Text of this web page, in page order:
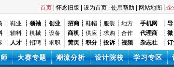
首页 |怀念旧版 设为首页 使用帮助 网站地图 企
┊ 鞋业 ┊ 领袖 ┊ 创业 招商 ┊ 鞋帽 ┊ 服装 ┊ 地方 手机网 ┊ 导
┊ 辅料 ┊ 机械 ┊ 设备 商机 ┊ 供应 ┊ 求购 ┊ 合作 代理商 ┊ 微
┊ 人才 ┊ 招聘 ┊ 求职 黄页 ┊ 积分 ┊ 投诉 ┊ 视频 杂志社 ┊
大赛专题 潮流分析 设计院校 学习专区